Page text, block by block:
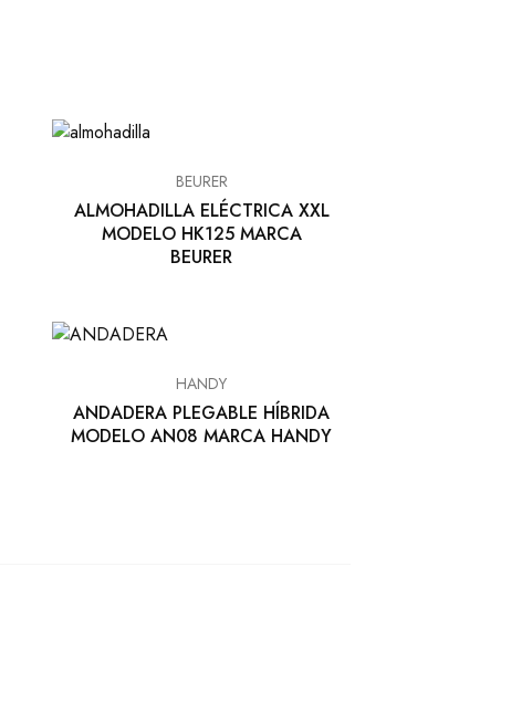
BEURER
ALMOHADILLA ELÉCTRICA XXL
MODELO HK125 MARCA
BEURER
HANDY
ANDADERA PLEGABLE HÍBRIDA
MODELO AN08 MARCA HANDY